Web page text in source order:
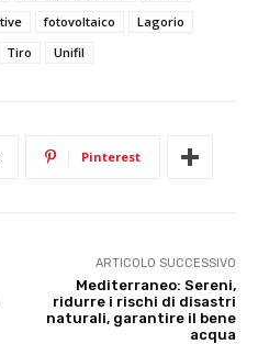
fotovoltaico
Lagorio
Tiro Unifil
Pinterest
ARTICOLO SUCCESSIVO
Mediterraneo: Sereni,
ridurre i rischi di disastri
naturali, garantire il bene
acqua